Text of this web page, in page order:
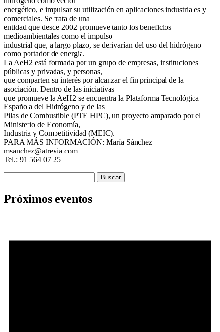
energético, e impulsar su utilización en aplicaciones industriales y
comerciales. Se trata de una
entidad que desde 2002 promueve tanto los beneficios
medioambientales como el impulso
industrial que, a largo plazo, se derivarían del uso del hidrógeno
como portador de energía.
La AeH2 está formada por un grupo de empresas, instituciones
públicas y privadas, y personas,
que comparten su interés por alcanzar el fin principal de la
asociación. Dentro de las iniciativas
que promueve la AeH2 se encuentra la Plataforma Tecnológica
Española del Hidrógeno y de las
Pilas de Combustible (PTE HPC), un proyecto amparado por el
Ministerio de Economía,
Industria y Competitividad (MEIC).
PARA MÁS INFORMACIÓN: María Sánchez
msanchez@atrevia.com
Tel.: 91 564 07 25
Próximos eventos